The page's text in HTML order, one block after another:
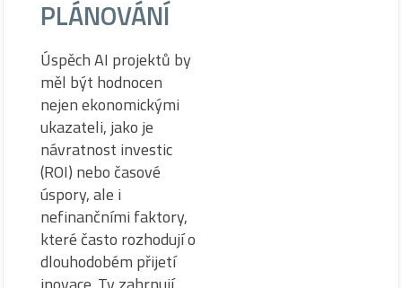
PLÁNOVÁNÍ
Úspěch AI projektů by
měl být hodnocen
nejen ekonomickými
ukazateli, jako je
návratnost investic
(ROI) nebo časové
úspory, ale i
nefinančními faktory,
které často rozhodují o
dlouhodobém přijetí